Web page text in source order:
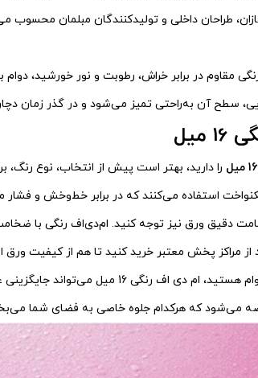
طراحان داخلی و تولیدکنندگان مبلمان
مقاوم در برابر خراش، رطوبت و نور خورشید،
سطح آن به‌راحتی تمیز می‌شود و در گذر زمان
میل
را دارید، بهتر است پیش از انتخاب، نوع رنگ،
استفاده می‌کنند که در برابر خط‌وخش و فشار
پخش معتبر خرید کنید تا هم از کیفیت ورق
اگر به دنبال ترکیب زیبایی و دوام
می‌شود که هرکدام جلوه خاصی به فضای شما